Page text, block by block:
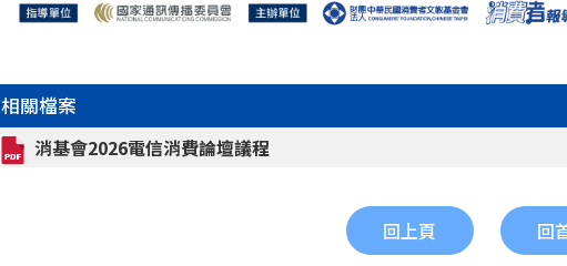
相關檔案
消基會2026電信消費論壇議程
回上頁 回